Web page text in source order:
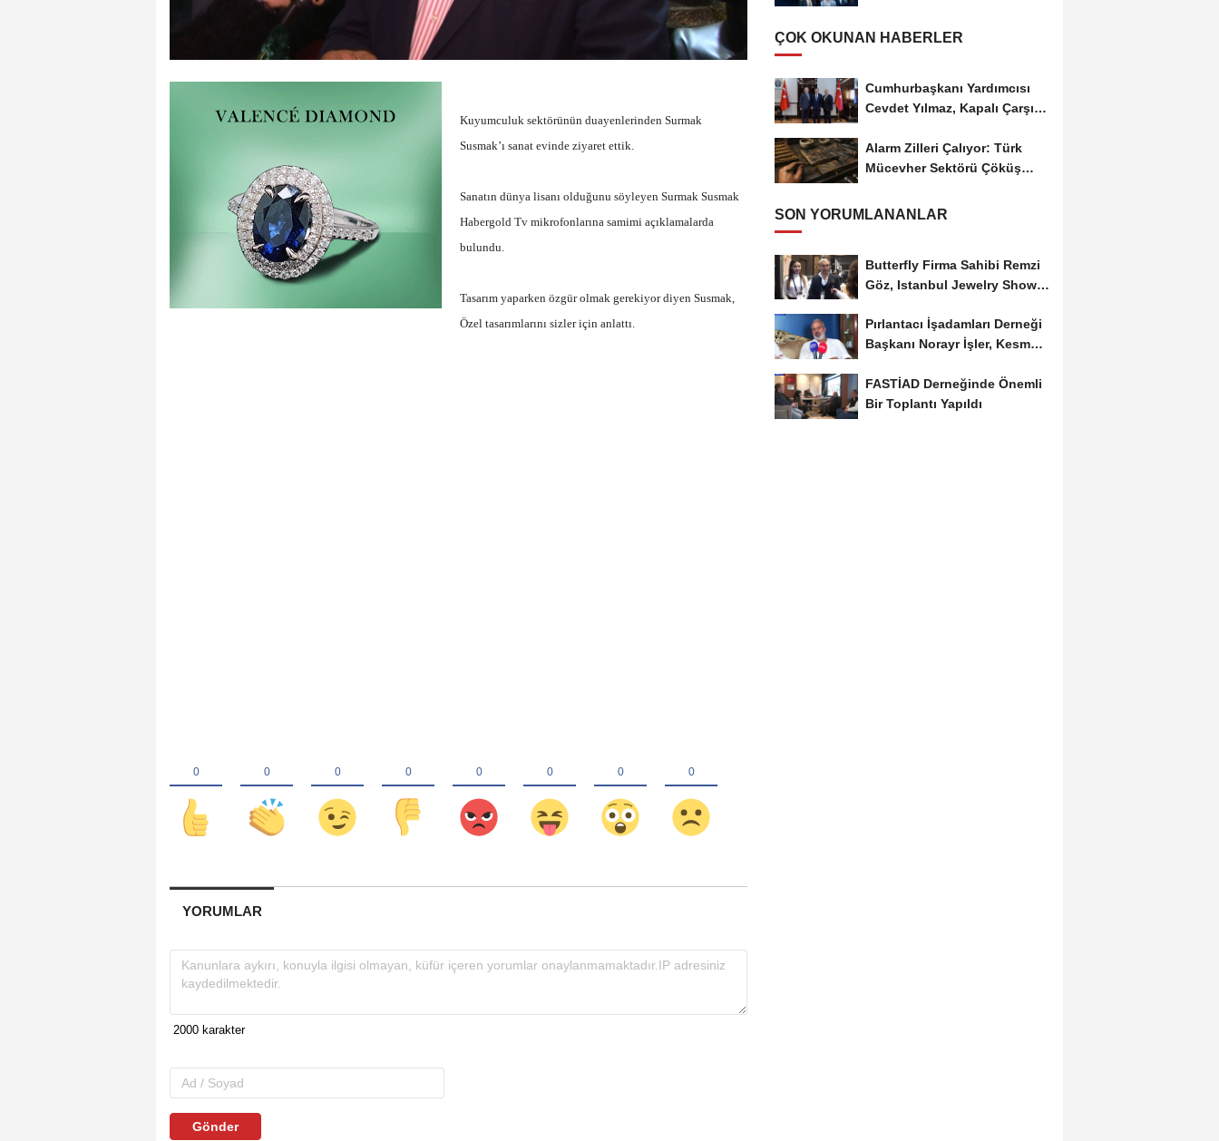
Kuyumculuk sektörünün duayenlerinden Surmak
Susmak’ı sanat evinde ziyaret ettik.
Sanatın dünya lisanı olduğunu söyleyen Surmak Susmak
Habergold Tv mikrofonlarına samimi açıklamalarda
bulundu.
Tasarım yaparken özgür olmak gerekiyor diyen Susmak,
Özel tasarımlarını sizler için anlattı.
YORUMLAR
Gönder
ÇOK OKUNAN HABERLER
Cumhurbaşkanı Yardımcısı
Cevdet Yılmaz, Kapalı Çarşı
Alarm Zilleri Çalıyor: Türk
Mücevher Sektörü Çöküş
SON YORUMLANANLAR
Butterfly Firma Sahibi Remzi
Göz, Istanbul Jewelry Show
Pırlantacı İşadamları Derneği
Başkanı Norayr İşler, Kesme
FASTİAD Derneğinde Önemli
Bir Toplantı Yapıldı